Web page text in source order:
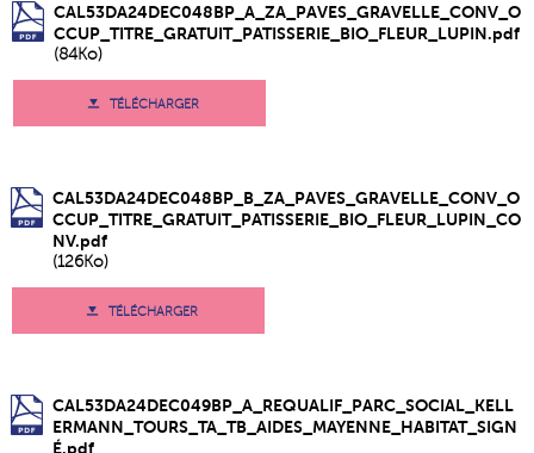
CAL53DA24DEC048BP_A_ZA_PAVES_GRAVELLE_CONV_O
CCUP_TITRE_GRATUIT_PATISSERIE_BIO_FLEUR_LUPIN.pdf
(84Ko)
TÉLÉCHARGER
CAL53DA24DEC048BP_B_ZA_PAVES_GRAVELLE_CONV_O
CCUP_TITRE_GRATUIT_PATISSERIE_BIO_FLEUR_LUPIN_CO
NV.pdf
(126Ko)
TÉLÉCHARGER
CAL53DA24DEC049BP_A_REQUALIF_PARC_SOCIAL_KELL
ERMANN_TOURS_TA_TB_AIDES_MAYENNE_HABITAT_SIGN
É.pdf